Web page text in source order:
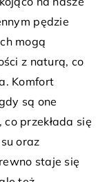
pędzie
mogą
z naturą, co
Komfort
są one
przekłada się
oraz
staje się